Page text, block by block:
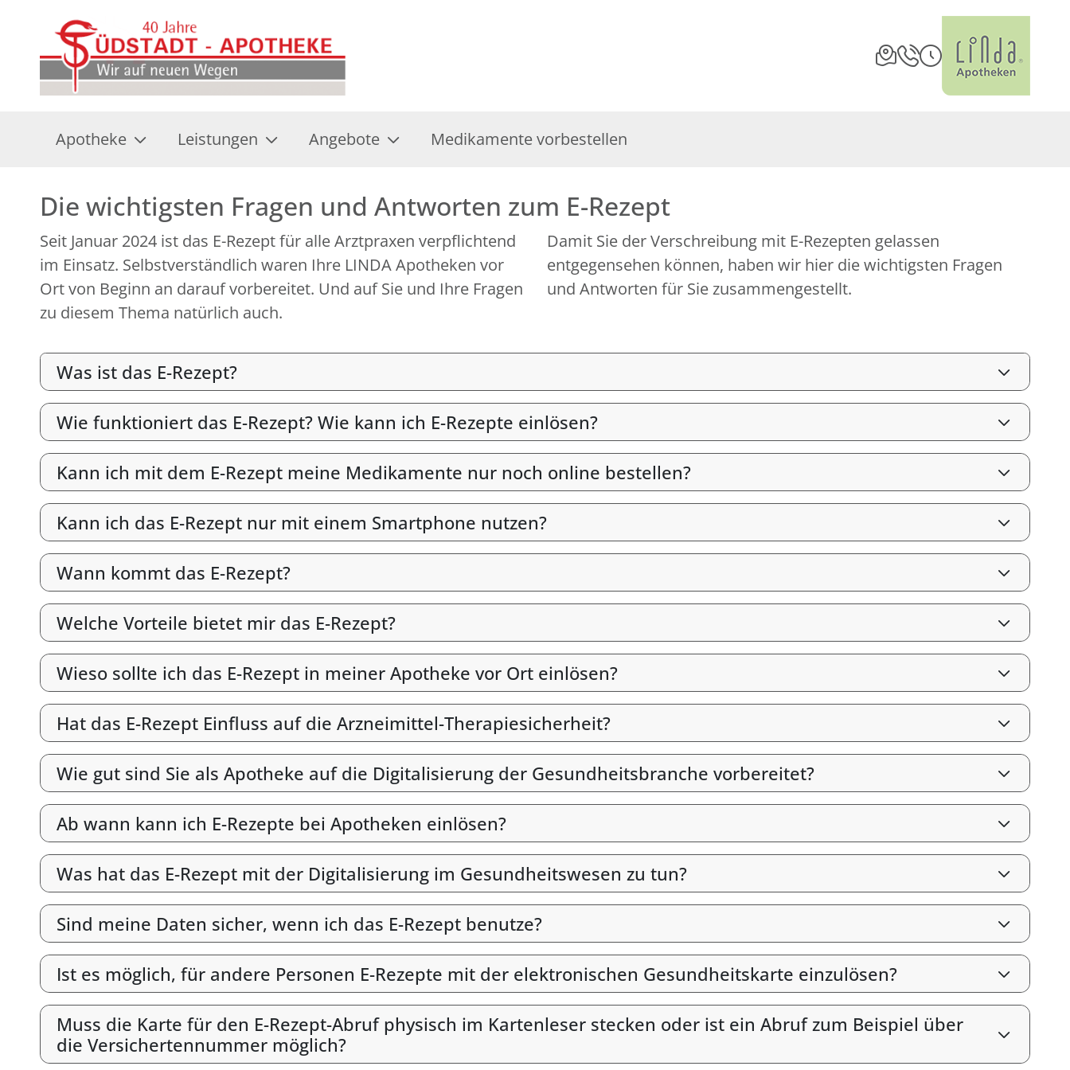
Apotheke Leistungen Angebote Medikamente vorbestellen
Die wichtigsten Fragen und Antworten zum E-Rezept
Seit Januar 2024 ist das E-Rezept für alle Arztpraxen verpflichtend
im Einsatz. Selbstverständlich waren Ihre LINDA Apotheken vor
Ort von Beginn an darauf vorbereitet. Und auf Sie und Ihre Fragen
zu diesem Thema natürlich auch.
Damit Sie der Verschreibung mit E-Rezepten gelassen
entgegensehen können, haben wir hier die wichtigsten Fragen
und Antworten für Sie zusammengestellt.
Was ist das E-Rezept?
Wie funktioniert das E-Rezept? Wie kann ich E-Rezepte einlösen?
Kann ich mit dem E-Rezept meine Medikamente nur noch online bestellen?
Kann ich das E-Rezept nur mit einem Smartphone nutzen?
Wann kommt das E-Rezept?
Welche Vorteile bietet mir das E-Rezept?
Wieso sollte ich das E-Rezept in meiner Apotheke vor Ort einlösen?
Hat das E-Rezept Einfluss auf die Arzneimittel-Therapiesicherheit?
Wie gut sind Sie als Apotheke auf die Digitalisierung der Gesundheitsbranche vorbereitet?
Ab wann kann ich E-Rezepte bei Apotheken einlösen?
Was hat das E-Rezept mit der Digitalisierung im Gesundheitswesen zu tun?
Sind meine Daten sicher, wenn ich das E-Rezept benutze?
Ist es möglich, für andere Personen E-Rezepte mit der elektronischen Gesundheitskarte einzulösen?
Muss die Karte für den E-Rezept-Abruf physisch im Kartenleser stecken oder ist ein Abruf zum Beispiel über
die Versichertennummer möglich?